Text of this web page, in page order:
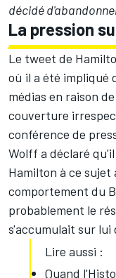
décidé
La pression
Le tweet de
où il a été impliqué
médias en raison
couverture
conférence de
Wolff a déclaré
Hamilton à ce
comportement du
probablement le
s'accumulait sur lui
Lire aussi :
Quand